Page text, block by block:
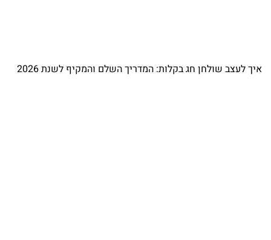
איך לעצב שולחן חג בקלות: המדריך השלם והמקיף לשנת 2026